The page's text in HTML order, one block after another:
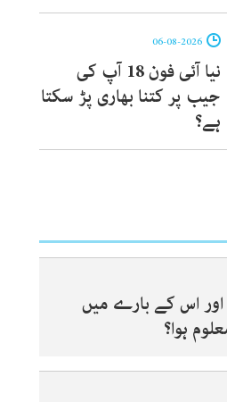
نیا آئی فون 18 آپ کی
جیب پر کتنا بھاری پڑ سکتا
ہے؟
اور اس کے بارے میں
ہوا؟